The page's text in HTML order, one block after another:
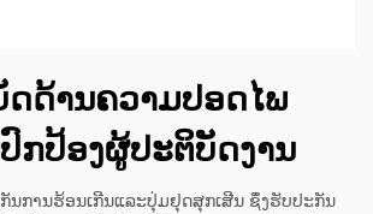
ດ້ານຄວາມປອດໄພ
ກປ້ອງຜູ້ປະຕິບັດງານ
ນການຮ້ອນເກີນແລະປຸ່ມຢຸດສຸກເສີນ ຊຶ່ງຮັບປະກັນ